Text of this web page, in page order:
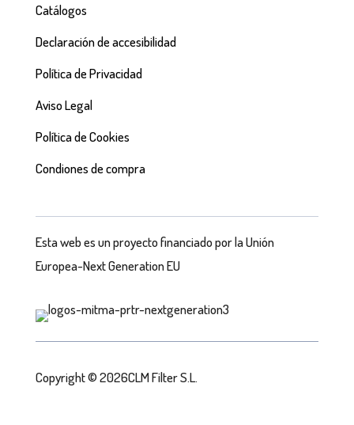
Catálogos
Declaración de accesibilidad
Política de Privacidad
Aviso Legal
Política de Cookies
Condiones de compra
Esta web es un proyecto financiado por la Unión
Europea-Next Generation EU
Copyright © 2026CLM Filter S.L.